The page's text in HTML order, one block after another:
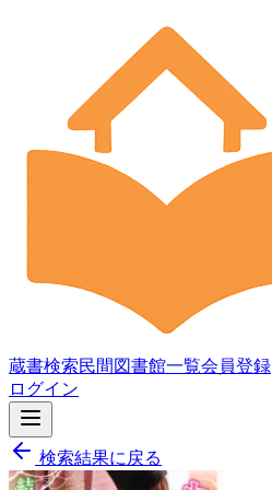
蔵書検索民間図書館一覧会員登録
ログイン
検索結果に戻る